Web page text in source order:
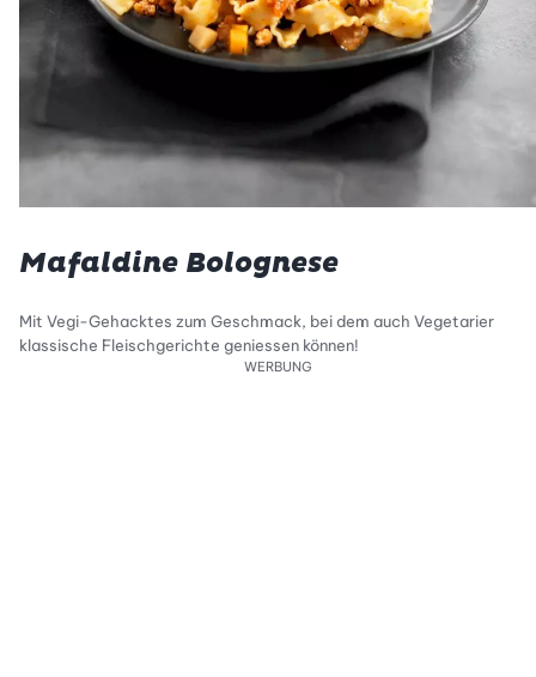
Mafaldine Bolognese
Mit Vegi-Gehacktes zum Geschmack, bei dem auch Vegetarier
klassische Fleischgerichte geniessen können!
WERBUNG